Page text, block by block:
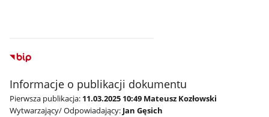
Informacje o publikacji dokumentu
Pierwsza publikacja: 11.03.2025 10:49 Mateusz Kozłowski
Wytwarzający/ Odpowiadający: Jan Gęsich